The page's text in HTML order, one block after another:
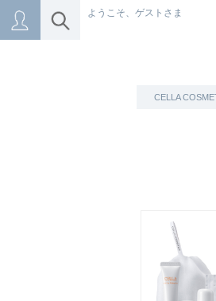
ようこそ、ゲストさま
CELLA